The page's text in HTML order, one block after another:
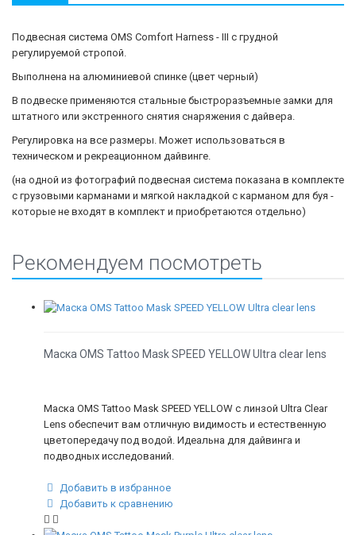
Подвесная сиcтема OMS Comfort Harness - III с грудной
регулируемой стропой.
Выполнена на алюминиевой спинке (цвет черный)
В подвеске применяются стальные быстроразъемные замки для
штатного или экстренного снятия снаряжения с дайвера.
Регулировка на все размеры. Может использоваться в
техническом и рекреационном дайвинге.
(на одной из фотографий подвесная система показана в комплекте
с грузовыми карманами и мягкой накладкой с карманом для буя -
которые не входят в комплект и приобретаются отдельно)
Рекомендуем посмотреть
Маска OMS Tattoo Mask SPEED YELLOW Ultra clear lens
Маска OMS Tattoo Mask SPEED YELLOW с линзой Ultra Clear
Lens обеспечит вам отличную видимость и естественную
цветопередачу под водой. Идеальна для дайвинга и
подводных исследований.
Добавить в избранное
Добавить к сравнению